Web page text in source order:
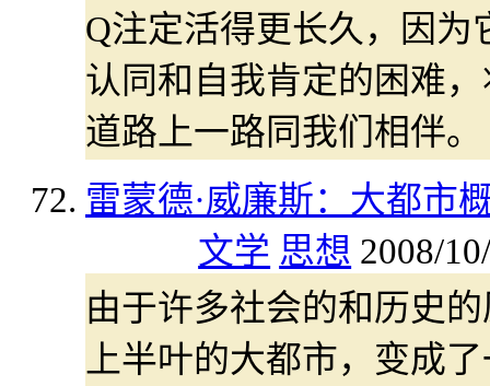
Q注定活得更长久，因
认同和自我肯定的困难
道路上一路同我们相伴。
雷蒙德·威廉斯：大都市
文学 思想 2008/
由于许多社会的和历史
上半叶的大都市，变成